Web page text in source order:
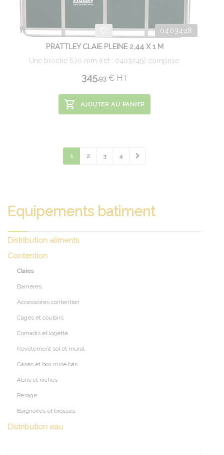
0403448
PRATTLEY CLAIE PLEINE 2,44 X 1 M
Une broche 670 mm (réf : 0403249) comprise.
345.93 €HT
AJOUTER AU PANIER
1 2 3 4
Equipements batiment
Distribution aliments
Contention
Claies
Barrieres
Accessoires contention
Cages et couloirs
Cornadis et logette
Revêtement sol et mural
Cases et box mise bas
Abris et niches
Pesage
Baignoires et brosses
Distribution eau